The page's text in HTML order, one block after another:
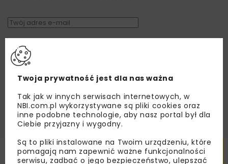
Regulaminem
podany przeze mnie adres e-mail korespondencji
handlowej w postaci newslettera.
ZAPISZ MNIE
Powiązane artykuły
Twoja prywatność jest dla nas ważna
Tak jak w innych serwisach internetowych, w
NBI.com.pl wykorzystywane są pliki cookies oraz
inne podobne technologie, aby nasz portal był dla
Ciebie przyjazny i wygodny.
Są to pliki instalowane na Twoim urządzeniu, które
pomagają nam zapewnić ważne funkcjonalności
serwisu, zadbać o jego bezpieczeństwo, ulepszać